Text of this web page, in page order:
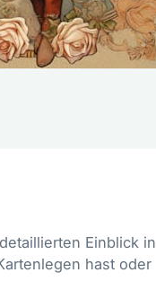
Einblick in
hast oder